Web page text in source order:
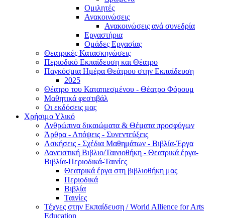
Ομιλητές
Ανακοινώσεις
Ανακοινώσεις ανά συνεδρία
Εργαστήρια
Ομάδες Εργασίας
Θεατρικές Κατασκηνώσεις
Περιοδικό Εκπαίδευση και Θέατρο
Παγκόσμια Ημέρα Θεάτρου στην Εκπαίδευση
2025
Θέατρο του Καταπιεσμένου - Θέατρο Φόρουμ
Μαθητικά φεστιβάλ
Οι εκδόσεις μας
Χρήσιμο Υλικό
Ανθρώπινα δικαιώματα & Θέματα προσφύγων
Άρθρα - Απόψεις - Συνεντεύξεις
Ασκήσεις - Σχέδια Μαθημάτων - Βιβλία-Έργα
Δανειστική Βιβλιο/Ταινιοθήκη - Θεατρικά έργα-
Βιβλία-Περιοδικά-Ταινίες
Θεατρικά έργα στη βιβλιοθήκη μας
Περιοδικά
Βιβλία
Ταινίες
Τέχνες στην Εκπαίδευση / World Allience for Arts
Education